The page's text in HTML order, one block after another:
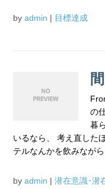
by admin | 目標達成
の
暮
いるなら、 考え直した
テルなんかを飲みなが
by admin | 潜在意識･潜